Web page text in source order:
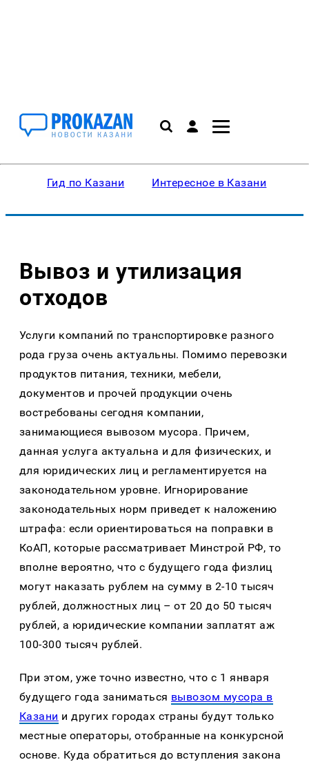
Гид по Казани Интересное в Казани
Вывоз и утилизация
отходов
Услуги компаний по транспортировке разного
рода груза очень актуальны. Помимо перевозки
продуктов питания, техники, мебели,
документов и прочей продукции очень
востребованы сегодня компании,
занимающиеся вывозом мусора. Причем,
данная услуга актуальна и для физических, и
для юридических лиц и регламентируется на
законодательном уровне. Игнорирование
законодательных норм приведет к наложению
штрафа: если ориентироваться на поправки в
КоАП, которые рассматривает Минстрой РФ, то
вполне вероятно, что с будущего года физлиц
могут наказать рублем на сумму в 2-10 тысяч
рублей, должностных лиц – от 20 до 50 тысяч
рублей, а юридические компании заплатят аж
100-300 тысяч рублей.
При этом, уже точно известно, что с 1 января
будущего года заниматься вывозом мусора в
Казани и других городах страны будут только
местные операторы, отобранные на конкурсной
основе. Куда обратиться до вступления закона